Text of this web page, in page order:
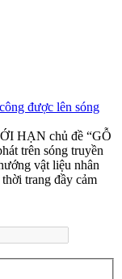
được lên sóng
HẠN chủ đề “GỖ
trên sóng truyền
vật liệu nhân
trang đầy cảm